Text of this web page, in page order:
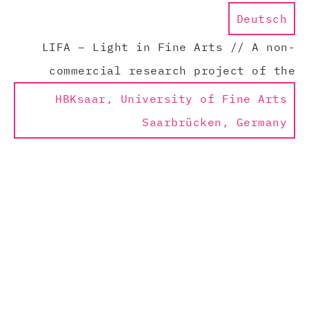
Deutsch
LIFA – Light in Fine Arts // A non-
commercial research project of the
HBKsaar, University of Fine Arts
Saarbrücken, Germany